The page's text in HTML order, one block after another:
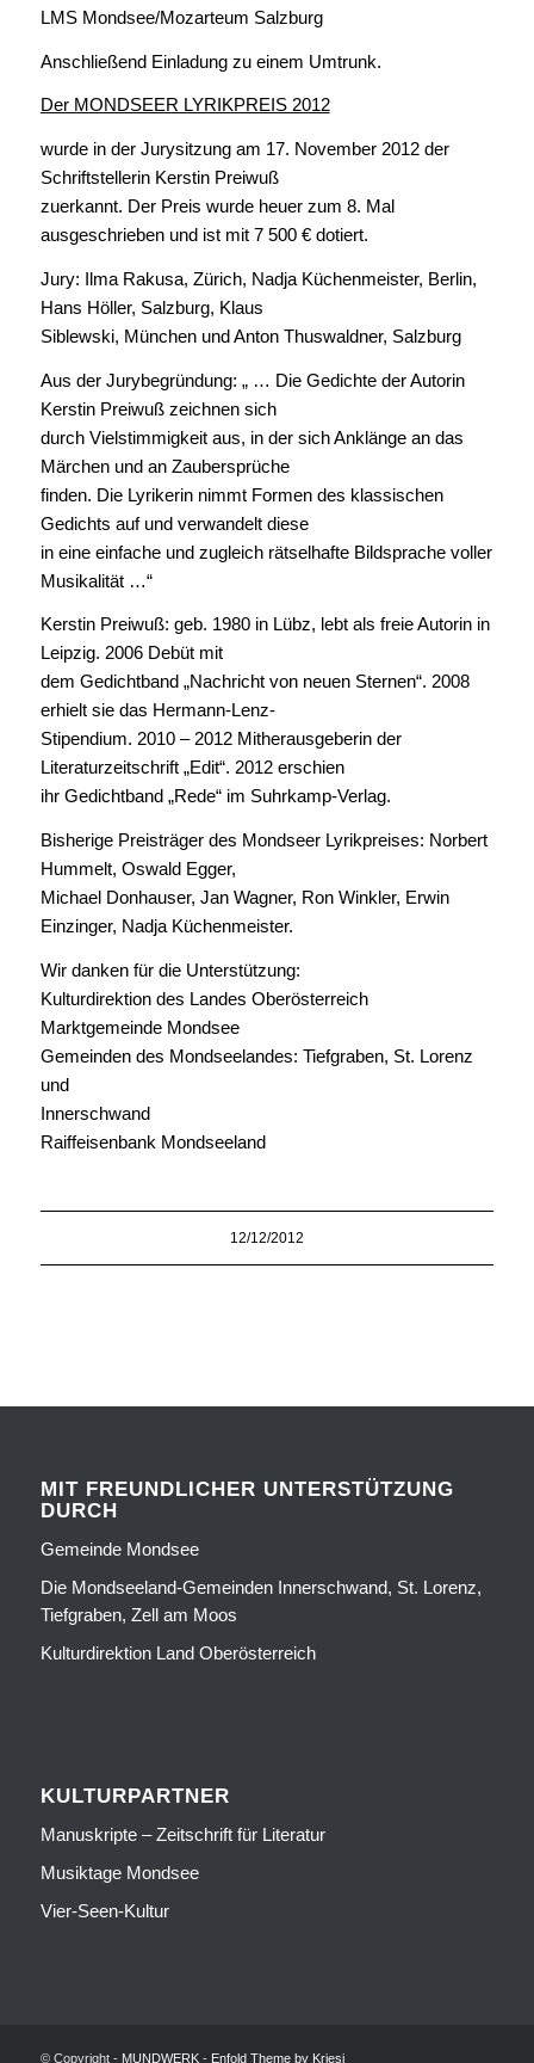
LMS Mondsee/Mozarteum Salzburg
Anschließend Einladung zu einem Umtrunk.
Der MONDSEER LYRIKPREIS 2012
wurde in der Jurysitzung am 17. November 2012 der
Schriftstellerin Kerstin Preiwuß
zuerkannt. Der Preis wurde heuer zum 8. Mal
ausgeschrieben und ist mit 7 500 € dotiert.
Jury: Ilma Rakusa, Zürich, Nadja Küchenmeister, Berlin,
Hans Höller, Salzburg, Klaus
Siblewski, München und Anton Thuswaldner, Salzburg
Aus der Jurybegründung: „ … Die Gedichte der Autorin
Kerstin Preiwuß zeichnen sich
durch Vielstimmigkeit aus, in der sich Anklänge an das
Märchen und an Zaubersprüche
finden. Die Lyrikerin nimmt Formen des klassischen
Gedichts auf und verwandelt diese
in eine einfache und zugleich rätselhafte Bildsprache voller
Musikalität …“
Kerstin Preiwuß: geb. 1980 in Lübz, lebt als freie Autorin in
Leipzig. 2006 Debüt mit
dem Gedichtband „Nachricht von neuen Sternen“. 2008
erhielt sie das Hermann-Lenz-
Stipendium. 2010 – 2012 Mitherausgeberin der
Literaturzeitschrift „Edit“. 2012 erschien
ihr Gedichtband „Rede“ im Suhrkamp-Verlag.
Bisherige Preisträger des Mondseer Lyrikpreises: Norbert
Hummelt, Oswald Egger,
Michael Donhauser, Jan Wagner, Ron Winkler, Erwin
Einzinger, Nadja Küchenmeister.
Wir danken für die Unterstützung:
Kulturdirektion des Landes Oberösterreich
Marktgemeinde Mondsee
Gemeinden des Mondseelandes: Tiefgraben, St. Lorenz
und
Innerschwand
Raiffeisenbank Mondseeland
12/12/2012
MIT FREUNDLICHER UNTERSTÜTZUNG
DURCH
Gemeinde Mondsee
Die Mondseeland-Gemeinden Innerschwand, St. Lorenz,
Tiefgraben, Zell am Moos
Kulturdirektion Land Oberösterreich
KULTURPARTNER
Manuskripte – Zeitschrift für Literatur
Musiktage Mondsee
Vier-Seen-Kultur
© Copyright - MUNDWERK- Enfold Theme by Kriesi